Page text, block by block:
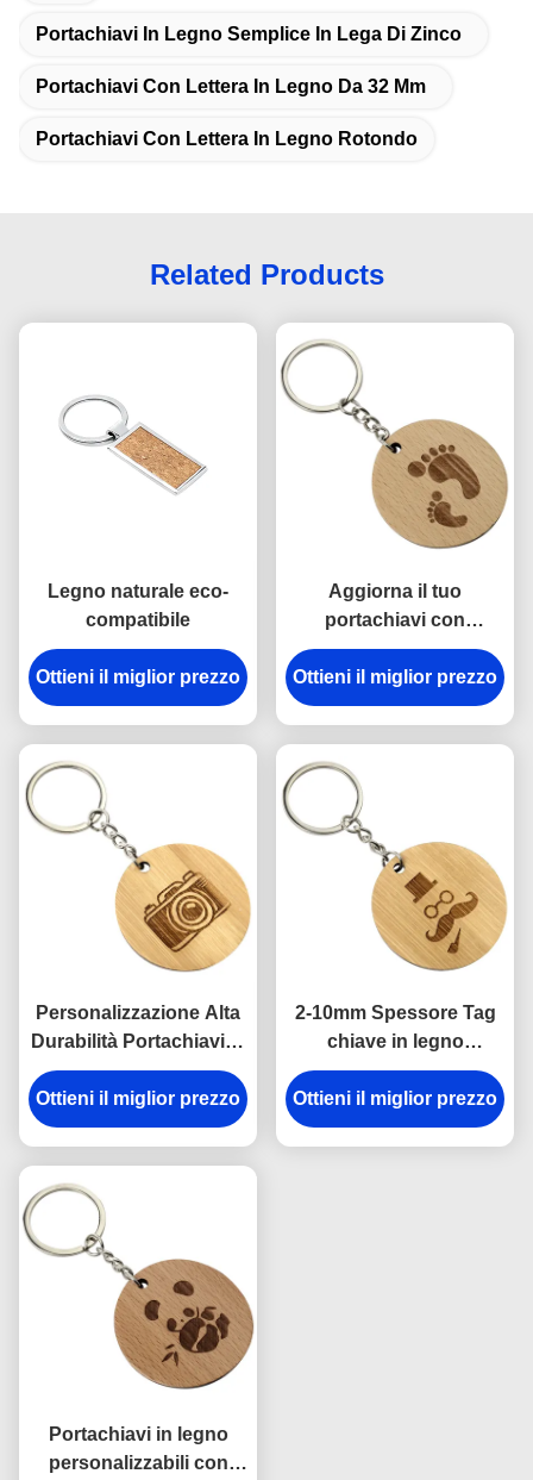
Portachiavi In ​​legno Semplice In Lega Di Zinco
Portachiavi Con Lettera In Legno Da 32 Mm
Portachiavi Con Lettera In Legno Rotondo
Related Products
Legno naturale eco-
compatibile
Ottieni il miglior prezzo
Aggiorna il tuo
portachiavi con
portachiavi in legno
incisi, ecologico e
naturale
Ottieni il miglior prezzo
Personalizzazione Alta
Durabilità Portachiavi in
legno incisione per
regali corporativi incisi
su misura
Ottieni il miglior prezzo
2-10mm Spessore Tag
chiave in legno
incisione per eventi
aziendali Decorazione
personalizzata
Ottieni il miglior prezzo
Portachiavi in legno
personalizzabili con